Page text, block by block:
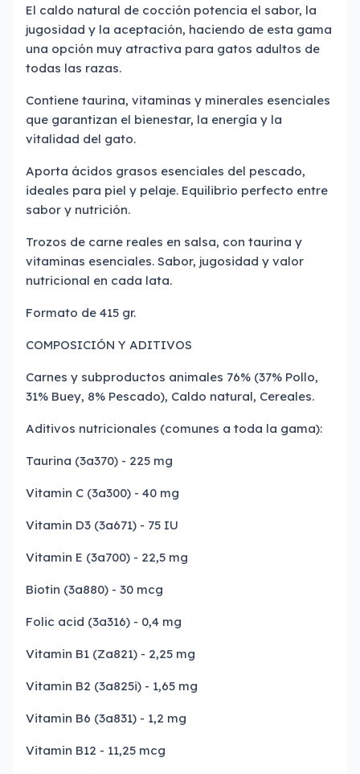
El caldo natural de cocción potencia el sabor, la
jugosidad y la aceptación, haciendo de esta gama
una opción muy atractiva para gatos adultos de
todas las razas.
Contiene taurina, vitaminas y minerales esenciales
que garantizan el bienestar, la energía y la
vitalidad del gato.
Aporta ácidos grasos esenciales del pescado,
ideales para piel y pelaje. Equilibrio perfecto entre
sabor y nutrición.
Trozos de carne reales en salsa, con taurina y
vitaminas esenciales. Sabor, jugosidad y valor
nutricional en cada lata.
Formato de 415 gr.
COMPOSICIÓN Y ADITIVOS
Carnes y subproductos animales 76% (37% Pollo,
31% Buey, 8% Pescado), Caldo natural, Cereales.
Aditivos nutricionales (comunes a toda la gama):
Taurina (3a370) - 225 mg
Vitamin C (3a300) - 40 mg
Vitamin D3 (3a671) - 75 IU
Vitamin E (3a700) - 22,5 mg
Biotin (3a880) - 30 mcg
Folic acid (3a316) - 0,4 mg
Vitamin B1 (Za821) - 2,25 mg
Vitamin B2 (3a825i) - 1,65 mg
Vitamin B6 (3a831) - 1,2 mg
Vitamin B12 - 11,25 mcg